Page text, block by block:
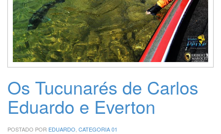
Os Tucunarés de Carlos
Eduardo e Everton
POSTADO POR EDUARDO, CATEGORIA 01